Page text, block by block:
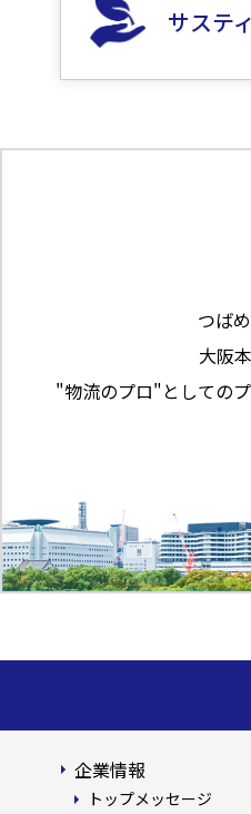
サステ
つば
大阪
"物流のプロ"としての
企業情報
トップメッセージ